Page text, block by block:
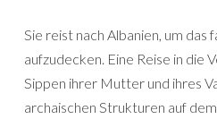
Sie reist nach Albanien, um das
aufzudecken. Eine Reise in die
Sippen ihrer Mutter und ihres
archaischen Strukturen auf